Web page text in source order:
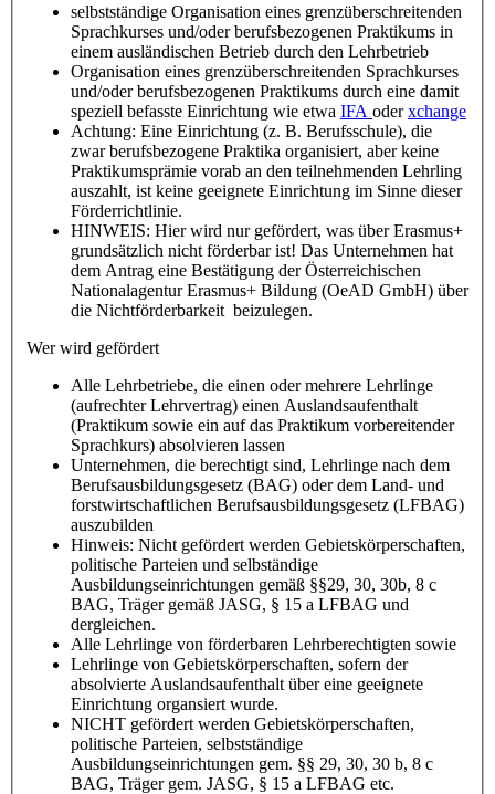
selbstständige Organisation eines grenzüberschreitenden
Sprachkurses und/oder berufsbezogenen Praktikums in
einem ausländischen Betrieb durch den Lehrbetrieb
Organisation eines grenzüberschreitenden Sprachkurses
und/oder berufsbezogenen Praktikums durch eine damit
speziell befasste Einrichtung wie etwa IFA oderxchange
Achtung: Eine Einrichtung (z. B. Berufsschule), die
zwar berufsbezogene Praktika organisiert, aber keine
Praktikumsprämie vorab an den teilnehmenden Lehrling
auszahlt, ist keine geeignete Einrichtung im Sinne dieser
Förderrichtlinie.
HINWEIS: Hier wird nur gefördert, was über Erasmus+
grundsätzlich nicht förderbar ist! Das Unternehmen hat
dem Antrag eine Bestätigung der Österreichischen
Nationalagentur Erasmus+ Bildung (OeAD GmbH) über
die Nichtförderbarkeit beizulegen.
Wer wird gefördert
Alle Lehrbetriebe, die einen oder mehrere Lehrlinge
(aufrechter Lehrvertrag) einen Auslandsaufenthalt
(Praktikum sowie ein auf das Praktikum vorbereitender
Sprachkurs) absolvieren lassen
Unternehmen, die berechtigt sind, Lehrlinge nach dem
Berufsausbildungsgesetz (BAG) oder dem Land- und
forstwirtschaftlichen Berufsausbildungsgesetz (LFBAG)
auszubilden
Hinweis: Nicht gefördert werden Gebietskörperschaften,
politische Parteien und selbständige
Ausbildungseinrichtungen gemäß §§29, 30, 30b, 8 c
BAG, Träger gemäß JASG, § 15 a LFBAG und
dergleichen.
Alle Lehrlinge von förderbaren Lehrberechtigten sowie
Lehrlinge von Gebietskörperschaften, sofern der
absolvierte Auslandsaufenthalt über eine geeignete
Einrichtung organsiert wurde.
NICHT gefördert werden Gebietskörperschaften,
politische Parteien, selbstständige
Ausbildungseinrichtungen gem. §§ 29, 30, 30 b, 8 c
BAG, Träger gem. JASG, § 15 a LFBAG etc.